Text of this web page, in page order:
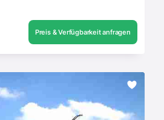
Preis & Verfügbarkeit anfragen